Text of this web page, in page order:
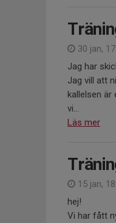
30 jan,
Jag har
Jag vill att
kallelsen är
vi...
Läs mer
15 jan,
hej!
Vi har fått